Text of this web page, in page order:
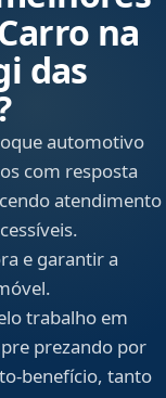
na
das
automotivo
com resposta
atendimento
e garantir a
trabalho em
prezando por
benefício, tanto